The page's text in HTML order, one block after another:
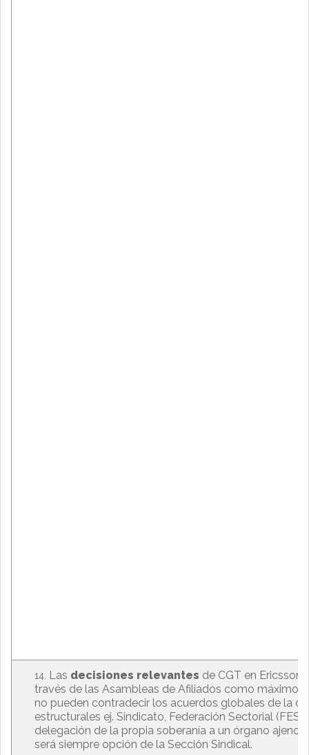
Las decisiones relevantes de CGT en
través de las Asambleas de Afiliados como máximo
no pueden contradecir los acuerdos globales de la
estructurales ej. Sindicato, Federación Sectorial
delegación de la propia soberanía a un órgano ajeno
será siempre opción de la Sección Sindical.